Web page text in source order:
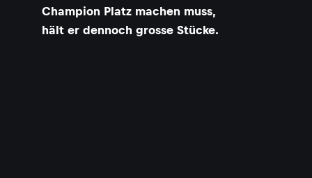
Champion Platz machen muss,
hält er dennoch grosse Stücke.